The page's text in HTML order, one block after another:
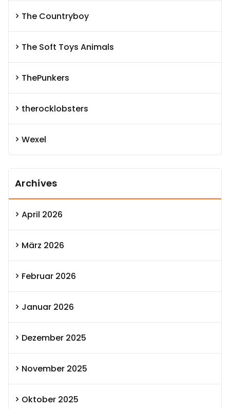
The Countryboy
The Soft Toys Animals
ThePunkers
therocklobsters
Wexel
Archives
April 2026
März 2026
Februar 2026
Januar 2026
Dezember 2025
November 2025
Oktober 2025